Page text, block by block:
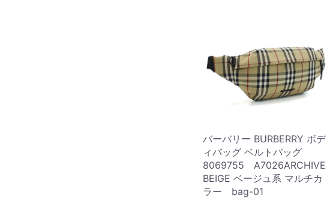
バーバリー BURBERRY ボデ
ィバッグ ベルトバッグ
8069755 A7026ARCHIVE
BEIGE ベージュ系 マルチカ
ラー bag-01